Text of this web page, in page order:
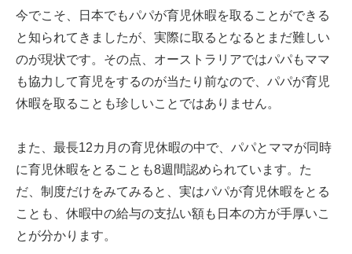
今でこそ、日本でもパパが育児休暇を取ることができる
と知られてきましたが、実際に取るとなるとまだ難しい
のが現状です。その点、オーストラリアではパパもママ
も協力して育児をするのが当たり前なので、パパが育児
休暇を取ることも珍しいことではありません。
また、最長12カ月の育児休暇の中で、パパとママが同時
に育児休暇をとることも8週間認められています。た
だ、制度だけをみてみると、実はパパが育児休暇をとる
ことも、休暇中の給与の支払い額も日本の方が手厚いこ
とが分かります。